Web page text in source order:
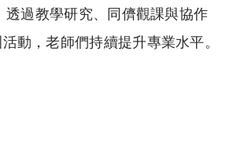
透過教學研究、同儕觀課與協作
動，老師們持續提升專業水平。